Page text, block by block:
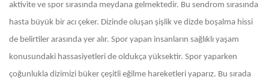
aktivite ve spor sırasında meydana gelmektedir. Bu sendrom sırasında
hasta büyük bir acı çeker. Dizinde oluşan şişlik ve dizde boşalma hissi
de belirtiler arasında yer alır. Spor yapan insanların sağlıklı yaşam
konusundaki hassasiyetleri de oldukça yüksektir. Spor yaparken
çoğunlukla dizimizi büker çeşitli eğilme hareketleri yaparız. Bu sırada